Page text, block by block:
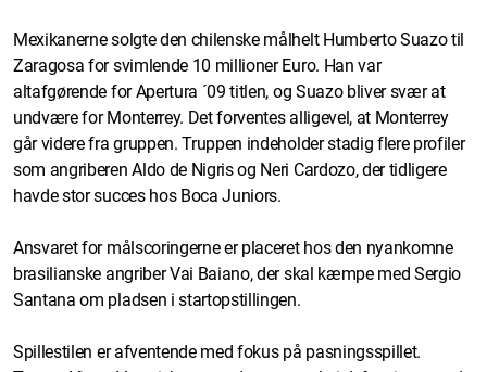
Mexikanerne solgte den chilenske målhelt Humberto Suazo til
Zaragosa for svimlende 10 millioner Euro. Han var
altafgørende for Apertura ´09 titlen, og Suazo bliver svær at
undvære for Monterrey. Det forventes alligevel, at Monterrey
går videre fra gruppen. Truppen indeholder stadig flere profiler
som angriberen Aldo de Nigris og Neri Cardozo, der tidligere
havde stor succes hos Boca Juniors.
Ansvaret for målscoringerne er placeret hos den nyankomne
brasilianske angriber Vai Baiano, der skal kæmpe med Sergio
Santana om pladsen i startopstillingen.
Spillestilen er afventende med fokus på pasningsspillet.